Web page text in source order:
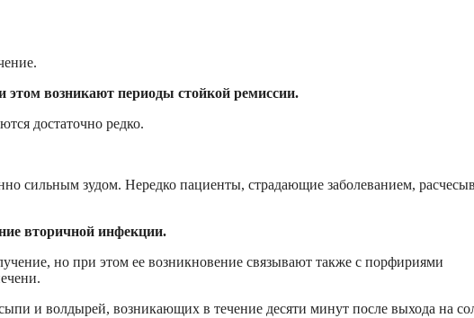
этом возникают периоды стойкой ремиссии.
достаточно редко.
сильным зудом. Нередко пациенты, страдающие заболеванием,
вторичной инфекции.
но при этом ее возникновение связывают также с порфириями
и волдырей, возникающих в течение десяти минут после выхода на